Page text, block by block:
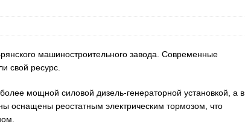
машиностроительного завода. Современные
свой ресурс.
мощной силовой дизель-генераторной установкой, а в
оснащены реостатным электрическим тормозом, что